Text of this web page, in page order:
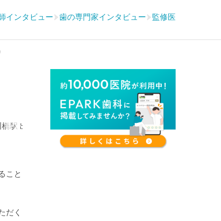
インタビュー 歯の専門家インタビュー 監修医
こと
だく